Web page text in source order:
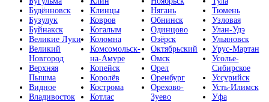
Будённовск
Бузулук
Буйнакск
Великие Луки
Великий
Новгород
Верхняя
Пышма
Видное
Владивосток
Клинцы
Ковров
Когалым
Коломна
Комсомольск-
на-Амуре
Копейск
Королёв
Кострома
Котлас
Нягань
Обнинск
Одинцово
Озёрск
Октябрьский
Омск
Орел
Оренбург
Орехово-
Зуево
Тюмень
Узловая
Улан-Удэ
Ульяновск
Урус-Мартан
Усолье-
Сибирское
Уссурийск
Усть-Илимск
Уфа